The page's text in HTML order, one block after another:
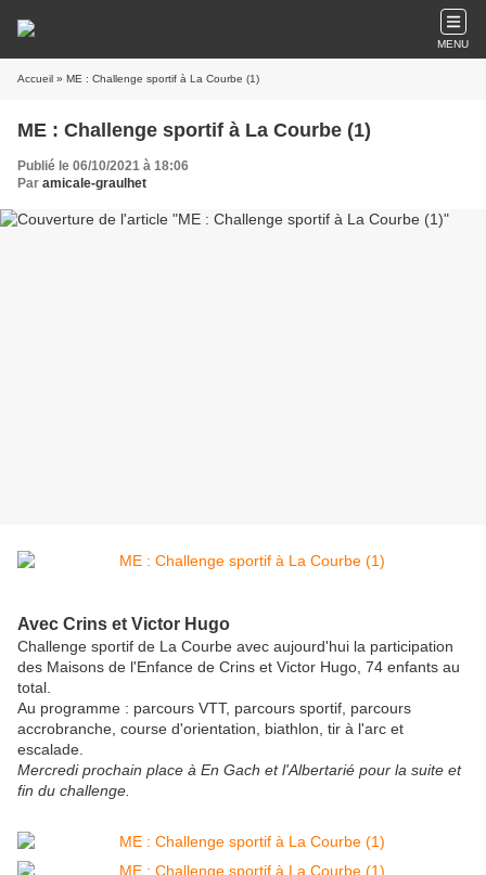
MENU
Accueil » ME : Challenge sportif à La Courbe (1)
ME : Challenge sportif à La Courbe (1)
Publié le 06/10/2021 à 18:06
Par amicale-graulhet
Avec Crins et Victor Hugo
Challenge sportif de La Courbe avec aujourd'hui la participation
des Maisons de l'Enfance de Crins et Victor Hugo, 74 enfants au
total.
Au programme : parcours VTT, parcours sportif, parcours
accrobranche, course d'orientation, biathlon, tir à l'arc et
escalade.
Mercredi prochain place à En Gach et l'Albertarié pour la suite et
fin du challenge.